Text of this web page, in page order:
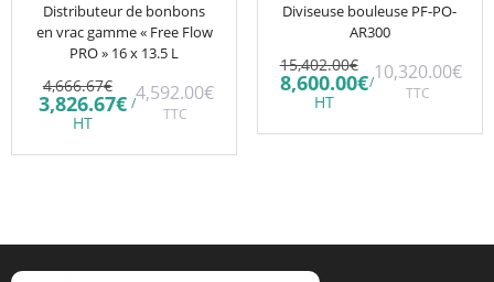
Distributeur de bonbons
en vrac gamme « Free Flow
PRO » 16 x 13.5 L
4,666.67€ Le
prix
initial
4,666.67€.
3,826.67€Le
est :
HT
/4,592.00€
TTC
Diviseuse bouleuse PF-PO-
AR300
15,402.00€
Le
prix
était :
8,600.00€Le
est :
HT
/10,320.00€
TTC